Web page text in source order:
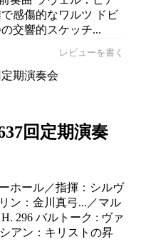
感傷的なワルツ ドビ
交響的スケッチ...
レビューを書く
回定期演奏
ホール／指揮：シルヴ
ン：金川真弓...／マル
296 バルトーク : ヴァ
アン：キリストの昇